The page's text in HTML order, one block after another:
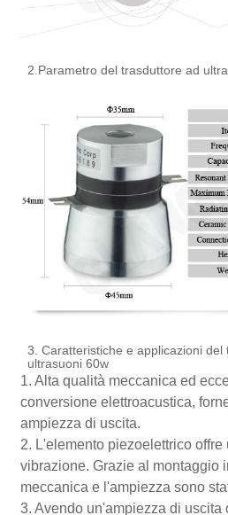
2.Parametro del trasduttore ad
3. Caratteristiche e applicazioni del
ultrasuoni 60w
1. Alta qualità meccanica ed
conversione elettroacustica,
ampiezza di uscita.
2. L'elemento piezoelettrico
vibrazione. Grazie al montaggio
meccanica e l'ampiezza sono
3. Avendo un'ampiezza di uscita